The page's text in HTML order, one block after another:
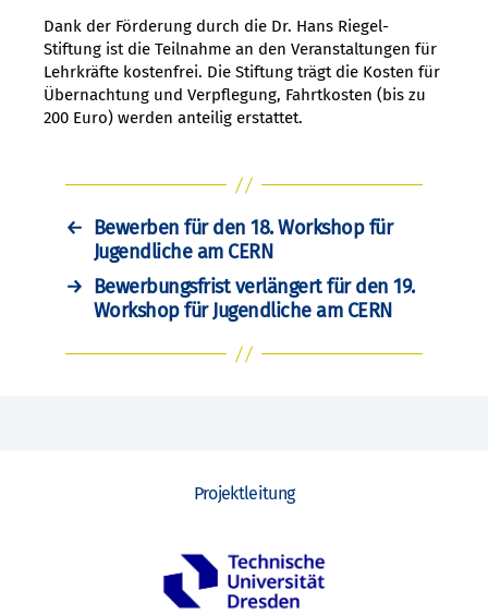
Dank der Förderung durch die Dr. Hans Riegel-
Stiftung ist die Teilnahme an den Veranstaltungen für
Lehrkräfte kostenfrei. Die Stiftung trägt die Kosten für
Übernachtung und Verpflegung, Fahrtkosten (bis zu
200 Euro) werden anteilig erstattet.
← Bewerben für den 18. Workshop für
Jugendliche am CERN
→ Bewerbungsfrist verlängert für den 19.
Workshop für Jugendliche am CERN
Projektleitung